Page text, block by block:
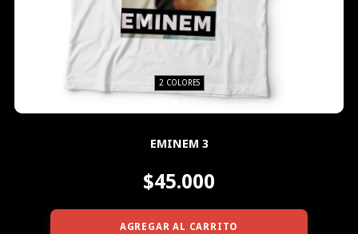
2 COLORES
EMINEM 3
$45.000
AGREGAR AL CARRITO